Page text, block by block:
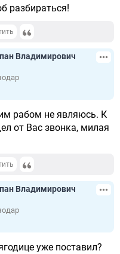
разбираться!
Владимирович
рабом не являюсь. К
от Вас звонка, милая
Владимирович
уже поставил?